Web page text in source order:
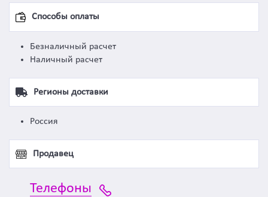
Способы оплаты
Безналичный расчет
Наличный расчет
Регионы доставки
Россия
Продавец
Телефоны